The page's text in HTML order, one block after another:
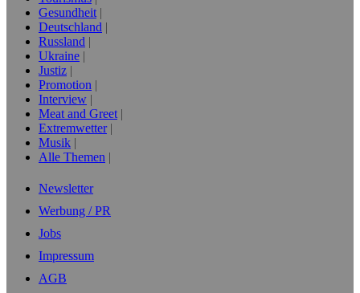
Gesundheit
Deutschland
Russland
Ukraine
Justiz
Promotion
Interview
Meat and Greet
Extremwetter
Musik
Alle Themen
Newsletter
Werbung / PR
Jobs
Impressum
AGB